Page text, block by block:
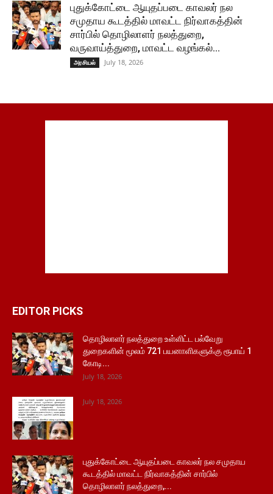
புதுக்கோட்டை ஆயுதப்படை காவலர் நல
சமுதாய கூடத்தில் மாவட்ட நிர்வாகத்தின்
சார்பில் தொழிலாளர் நலத்துறை,
வருவாய்த்துறை, மாவட்ட வழங்கல்...
அரசியல் July 18, 2026
EDITOR PICKS
தொழிலாளர் நலத்துறை உள்ளிட்ட பல்வேறு
துறைகளின் மூலம் 721 பயனாளிகளுக்கு ரூபாய் 1
கோடி...
July 18, 2026
July 18, 2026
புதுக்கோட்டை ஆயுதப்படை காவலர் நல சமுதாய
கூடத்தில் மாவட்ட நிர்வாகத்தின் சார்பில்
தொழிலாளர் நலத்துறை,...